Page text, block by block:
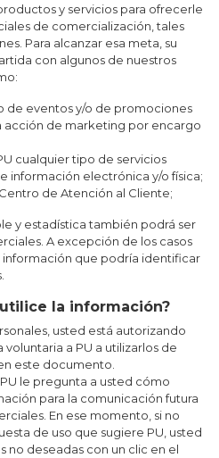
y servicios para ofrecerle
de comercialización, tales
Para alcanzar esa meta, su
con algunos de nuestros
de eventos y/o de promociones
acción de marketing por encargo
cualquier tipo de servicios
información electrónica y/o física;
de Atención al Cliente;
y estadística también podrá ser
A excepción de los casos
información que podría identificar
la información?
usted está autorizando
a PU a utilizarlos de
este documento.
le pregunta a usted cómo
para la comunicación futura
En ese momento, si no
de uso que sugiere PU, usted
no deseadas con un clic en el